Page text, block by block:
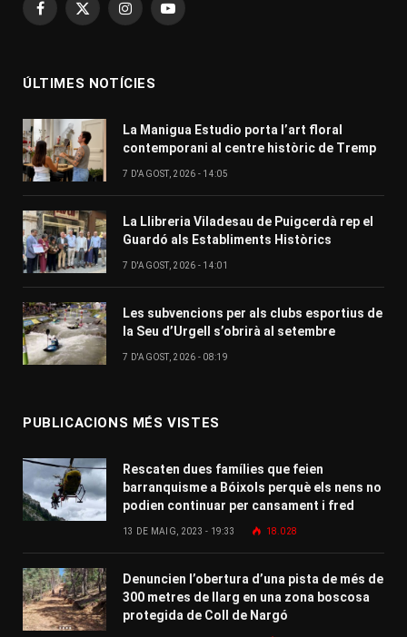
Facebook
X
InstagramYouTube
ÚLTIMES NOTÍCIES
La Manigua Estudio porta l’art floral
contemporani al centre històric de Tremp
7 D'AGOST, 2026 - 14:05
La Llibreria Viladesau de Puigcerdà rep el
Guardó als Establiments Històrics
7 D'AGOST, 2026 - 14:01
Les subvencions per als clubs esportius de
la Seu d’Urgell s’obrirà al setembre
7 D'AGOST, 2026 - 08:19
PUBLICACIONS MÉS VISTES
Rescaten dues famílies que feien
barranquisme a Bóixols perquè els nens no
podien continuar per cansament i fred
13 DE MAIG, 2023 - 19:33 18.028
Denuncien l’obertura d’una pista de més de
300 metres de llarg en una zona boscosa
protegida de Coll de Nargó